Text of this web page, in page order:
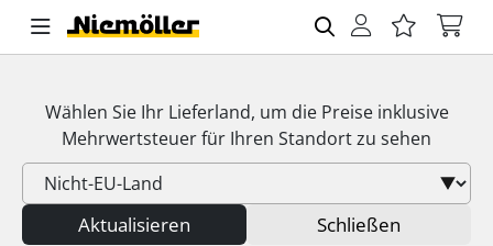
Wählen Sie Ihr Lieferland, um die Preise inklusive
Mehrwertsteuerfür Ihren Standort zu sehen
Aktualisieren Schließen